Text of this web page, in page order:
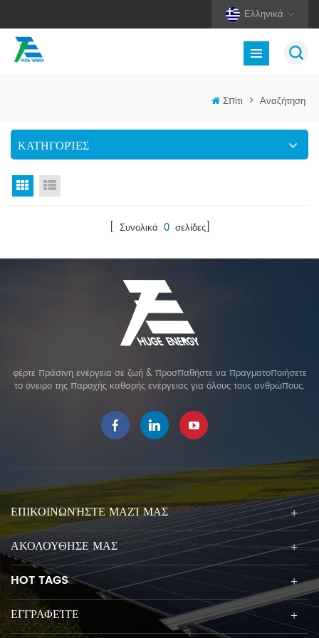
Ελληνικά
Σπίτι > Αναζήτηση
ΚΑΤΗΓΟΡΊΕΣ
Προβολή πλέγματος
[ Συνολικά 0σελίδες]
φέρτε πράσινη ενέργεια σε ζωή & προσπαθήστε να πραγματοποιήσετε
το όνειρο της παροχής καθαρής ενέργειας για όλους τους ανθρώπους.
ΕΠΙΚΟΙΝΩΝΉΣΤΕ ΜΑΖΊ ΜΑΣ
ΑΚΟΛΟΥΘΗΣΕ ΜΑΣ
HOT TAGS
ΕΓΓΡΑΦΕΊΤΕ